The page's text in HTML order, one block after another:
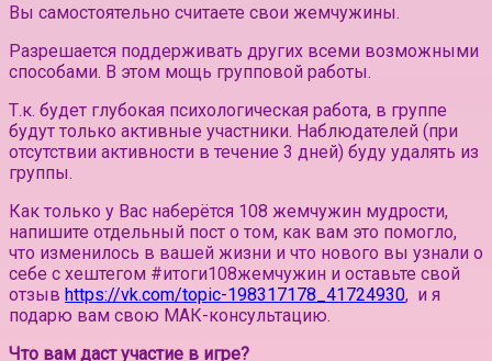
Вы самостоятельно считаете свои жемчужины.
Разрешается поддерживать других всеми возможными
способами. В этом мощь групповой работы.
Т.к. будет глубокая психологическая работа, в группе
будут только активные участники. Наблюдателей (при
отсутствии активности в течение 3 дней) буду удалять из
группы.⠀
Как только у Вас наберётся 108 жемчужин мудрости,
напишите отдельный пост о том, как вам это помогло,
что изменилось в вашей жизни и что нового вы узнали о
себе с хештегом #итоги108жемчужин и оставьте свой
отзыв https://vk.com/topic-198317178_41724930, и я
подарю вам свою МАК-консультацию.
Что вам даст участие в игре?